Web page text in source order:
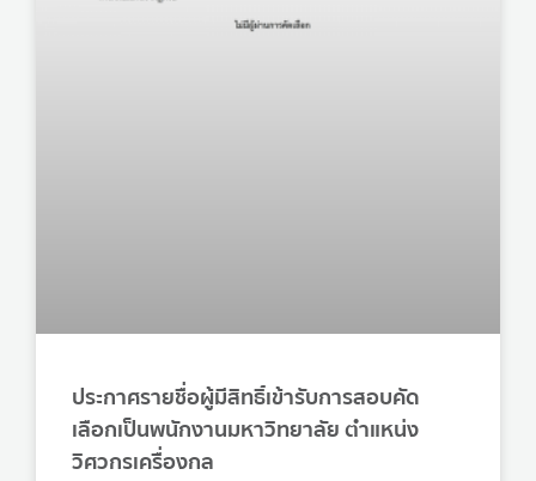
ประกาศรายชื่อผู้มีสิทธิ์เข้ารับการสอบคัด
เลือกเป็นพนักงานมหาวิทยาลัย ตำแหน่ง
วิศวกรเครื่องกล